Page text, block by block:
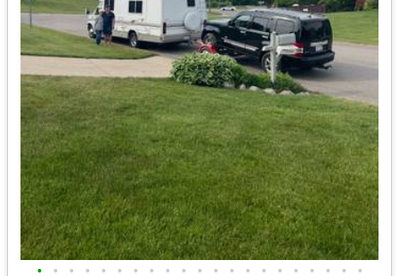
• • • • • • • • • • • • • • • • • • • • •